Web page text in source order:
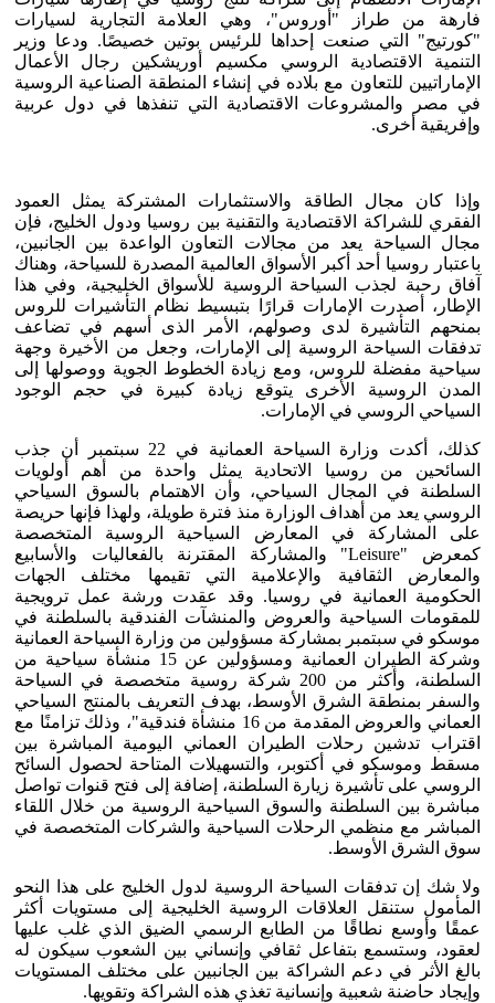
فارهة من طراز "أوروس"، وهي العلامة التجارية لسيارات
"كورتيج" التي صنعت إحداها للرئيس بوتين خصيصًا. ودعا وزير
التنمية الاقتصادية الروسي مكسيم أوريشكين رجال الأعمال
الإماراتيين للتعاون مع بلاده في إنشاء المنطقة الصناعية الروسية
في مصر والمشروعات الاقتصادية التي تنفذها في دول عربية
وإفريقية أخرى.
وإذا كان مجال الطاقة والاستثمارات المشتركة يمثل العمود
الفقري للشراكة الاقتصادية والتقنية بين روسيا ودول الخليج، فإن
مجال السياحة يعد من مجالات التعاون الواعدة بين الجانبين،
باعتبار روسيا أحد أكبر الأسواق العالمية المصدرة للسياحة، وهناك
آفاق رحبة لجذب السياحة الروسية للأسواق الخليجية، وفي هذا
الإطار، أصدرت الإمارات قرارًا بتبسيط نظام التأشيرات للروس
بمنحهم التأشيرة لدى وصولهم، الأمر الذى أسهم في تضاعف
تدفقات السياحة الروسية إلى الإمارات، وجعل من الأخيرة وجهة
سياحية مفضلة للروس، ومع زيادة الخطوط الجوية ووصولها إلى
المدن الروسية الأخرى يتوقع زيادة كبيرة في حجم الوجود
السياحي الروسي في الإمارات.
كذلك، أكدت وزارة السياحة العمانية في 22 سبتمبر أن جذب
السائحين من روسيا الاتحادية يمثل واحدة من أهم أولويات
السلطنة في المجال السياحي، وأن الاهتمام بالسوق السياحي
الروسي يعد من أهداف الوزارة منذ فترة طويلة، ولهذا فإنها حريصة
على المشاركة في المعارض السياحية الروسية المتخصصة
كمعرض "Leisure" والمشاركة المقترنة بالفعاليات والأسابيع
والمعارض الثقافية والإعلامية التي تقيمها مختلف الجهات
الحكومية العمانية في روسيا. وقد عقدت ورشة عمل ترويجية
للمقومات السياحية والعروض والمنشآت الفندقية بالسلطنة في
موسكو في سبتمبر بمشاركة مسؤولين من وزارة السياحة العمانية
وشركة الطيران العمانية ومسؤولين عن 15 منشأة سياحية من
السلطنة، وأكثر من 200 شركة روسية متخصصة في السياحة
والسفر بمنطقة الشرق الأوسط، بهدف التعريف بالمنتج السياحي
العماني والعروض المقدمة من 16 منشأة فندقية"، وذلك تزامنًا مع
اقتراب تدشين رحلات الطيران العماني اليومية المباشرة بين
مسقط وموسكو في أكتوبر، والتسهيلات المتاحة لحصول السائح
الروسي على تأشيرة زيارة السلطنة، إضافة إلى فتح قنوات تواصل
مباشرة بين السلطنة والسوق السياحية الروسية من خلال اللقاء
المباشر مع منظمي الرحلات السياحية والشركات المتخصصة في
سوق الشرق الأوسط.
ولا شك إن تدفقات السياحة الروسية لدول الخليج على هذا النحو
المأمول ستنقل العلاقات الروسية الخليجية إلى مستويات أكثر
عمقًا وأوسع نطاقًا من الطابع الرسمي الضيق الذي غلب عليها
لعقود، وستسمع بتفاعل ثقافي وإنساني بين الشعوب سيكون له
بالغ الأثر في دعم الشراكة بين الجانبين على مختلف المستويات
وإيجاد حاضنة شعبية وإنسانية تغذي هذه الشراكة وتقويها.